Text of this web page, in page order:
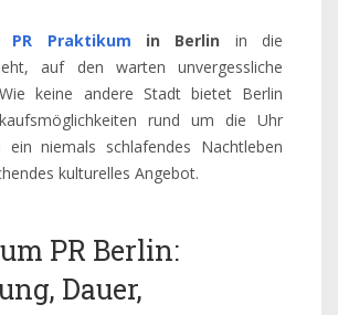
PR Praktikum in Berlin in die
auf den warten unvergessliche
keine andere Stadt bietet Berlin
rund um die Uhr
ein niemals schlafendes Nachtleben
kulturelles Angebot.
PR Berlin:
Dauer,